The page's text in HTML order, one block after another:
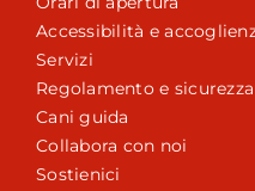
Accessibilità e
Servizi
Regolamento e sicurezza
Cani guida
Collabora con noi
Sostienici